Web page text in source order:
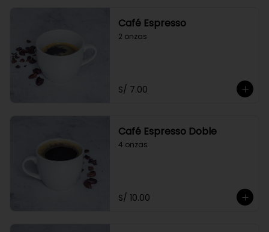
Café Espresso
2 onzas
S/ 7.00
Café Espresso Doble
4 onzas
S/ 10.00